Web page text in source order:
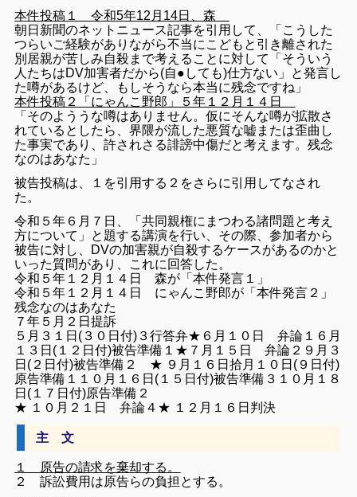
本件投稿１ 令和5年12月14日、森
朝日新聞のネットニュース記事を引用して、「 こうした
つらいご経験がありながら不当にこどもと引き離された
別 居親が苦しみ自殺まで考えることに対して「 そういう
人たちはDV加害者だから(自●しても)仕方ない」 と発言し
た噂があるけど、もしそうなら本当に残念ですね」
本件投稿２「にゃんこ野郎」５年１２月１４日
「そのよううな噂はありません。仮にそんな噂が拡散さ
れているとしたら、界隈が流した悪質な嘘または歪曲し
た事実であり、許されさる誹謗中傷だと考えます。残念
なのはあなた」
被告投稿は、１を引用する２をさらに引用してなされ
た。
令和５年６月７日、「共同親権にまつわる諸問題と考え
方について」 と題する講演を行い、その際、参加者から
被告に対し、 DVの加害親が自殺するケースがあるのかと
いった質問があり、 これに回答した。
令和５年１２月１４日 森が「本件発言１」
令和５年１２月１４日 にゃんこ野郎が「本件発言２」
残念なのはあなた
７年５月２日提訴
５月３１日(３０日付)３行答弁★６月１０日 弁論１
６月
１３日(１２日付)被告準備１ ★７月１５日 弁論２ ９月３
日(２日付)被告準備２ ★ ９月１６日拾月１０日(９日付)
原告準備１
１０月１６日(１５日付)被告準備３ １０月１８
日(１７日付)原告準備２
★ １０月２１日 弁論４ ★ １２月１６日判決
主 文
１ 原告の請求を棄却する。
２ 訴訟費用は原告らの負担とする。